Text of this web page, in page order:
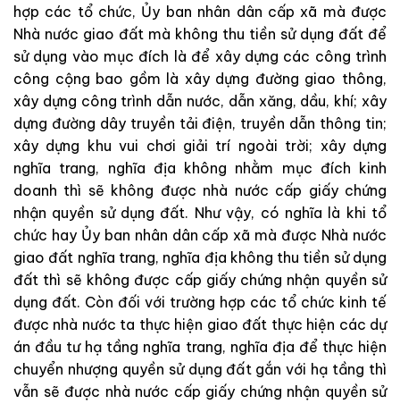
hợp các tổ chức, Ủy ban nhân dân cấp xã mà được
Nhà nước giao đất mà không thu tiền sử dụng đất để
sử dụng vào mục đích là để xây dựng các công trình
công cộng bao gồm là xây dựng đường giao thông,
xây dựng công trình dẫn nước, dẫn xăng, dầu, khí; xây
dựng đường dây truyền tải điện, truyền dẫn thông tin;
xây dựng khu vui chơi giải trí ngoài trời; xây dựng
nghĩa trang, nghĩa địa không nhằm mục đích kinh
doanh thì sẽ không được nhà nước cấp giấy chứng
nhận quyền sử dụng đất. Như vậy, có nghĩa là khi tổ
chức hay Ủy ban nhân dân cấp xã mà được Nhà nước
giao đất nghĩa trang, nghĩa địa không thu tiền sử dụng
đất thì sẽ không được cấp giấy chứng nhận quyền sử
dụng đất. Còn đối với trường hợp các tổ chức kinh tế
được nhà nước ta thực hiện giao đất thực hiện các dự
án đầu tư hạ tầng nghĩa trang, nghĩa địa để thực hiện
chuyển nhượng quyền sử dụng đất gắn với hạ tầng thì
vẫn sẽ được nhà nước cấp giấy chứng nhận quyền sử